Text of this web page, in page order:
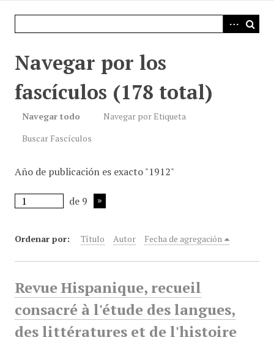
Navegar por los
fascículos (178 total)
Navegar todo
Navegar por Etiqueta
Buscar Fascículos
Año de publicación es exacto "1912"
de 9
Ordenar por: Título Autor Fecha de agregación
Revue Hispanique, recueil
consacré à l'étude des langues,
des littératures et de l'histoire